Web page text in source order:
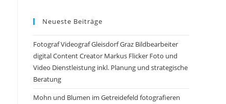
Neueste Beiträge
Fotograf Videograf Gleisdorf Graz Bildbearbeiter
digital Content Creator Markus Flicker Foto und
Video Dienstleistung inkl. Planung und strategische
Beratung
Mohn und Blumen im Getreidefeld fotografieren